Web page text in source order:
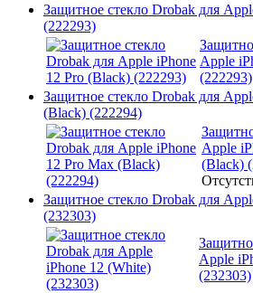
Защитное стекло Drobak для
(222293)
Apple
(222293)
Защитное стекло Drobak для
(Black) (222294)
Apple
(Black)
Защитное стекло Drobak для
(232303)
Apple
(232303)